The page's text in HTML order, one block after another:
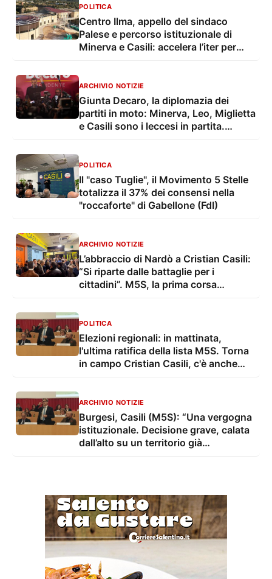
POLITICA
Centro Ilma, appello del sindaco
Palese e percorso istituzionale di
Minerva e Casili: accelera l’iter per
ARCHIVIO NOTIZIE
Giunta Decaro, la diplomazia dei
partiti in moto: Minerva, Leo, Miglietta
e Casili sono i leccesi in partita.
POLITICA
Il "caso Tuglie", il Movimento 5 Stelle
totalizza il 37% dei consensi nella
"roccaforte" di Gabellone (FdI)
ARCHIVIO NOTIZIE
L’abbraccio di Nardò a Cristian Casili:
“Si riparte dalle battaglie per i
cittadini”. M5S, la prima corsa
POLITICA
Elezioni regionali: in mattinata,
l'ultima ratifica della lista M5S. Torna
in campo Cristian Casili, c'è anche
ARCHIVIO NOTIZIE
Burgesi, Casili (M5S): “Una vergogna
istituzionale. Decisione grave, calata
dall’alto su un territorio già